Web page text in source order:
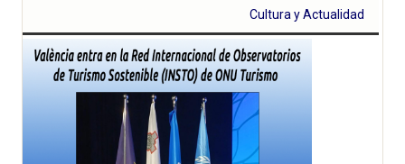
Cultura y Actualidad